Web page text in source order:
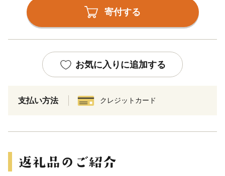
寄付する
お気に入りに追加する
支払い方法 クレジットカード